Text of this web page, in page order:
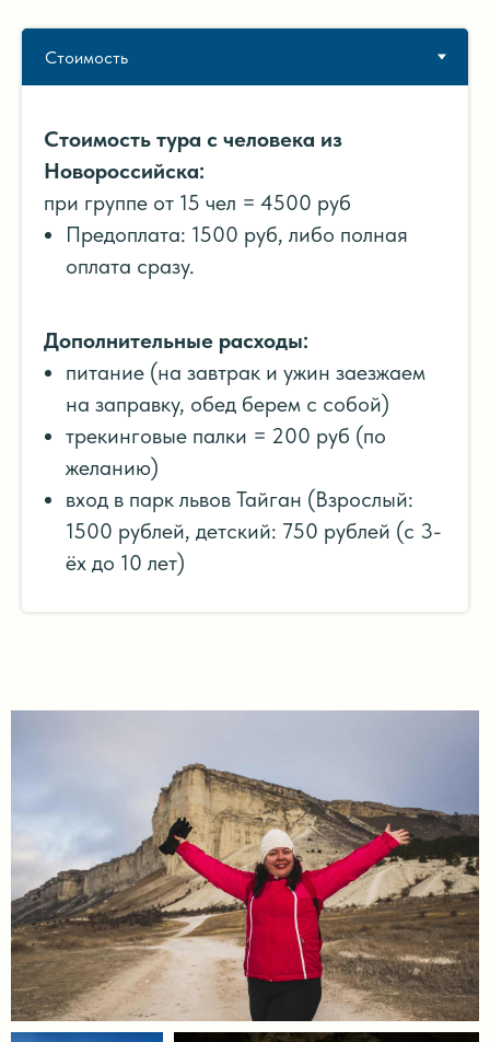
Стоимость тура с человека из
Новороссийска:
при группе от 15 чел = 4500 руб
Предоплата: 1500 руб, либо полная
оплата сразу.
Дополнительные расходы:
питание (на завтрак и ужин заезжаем
на заправку, обед берем с собой)
трекинговые палки = 200 руб (по
желанию)
вход в парк львов Тайган (Взрослый:
1500 рублей, детский: 750 рублей (с 3-
ёх до 10 лет)